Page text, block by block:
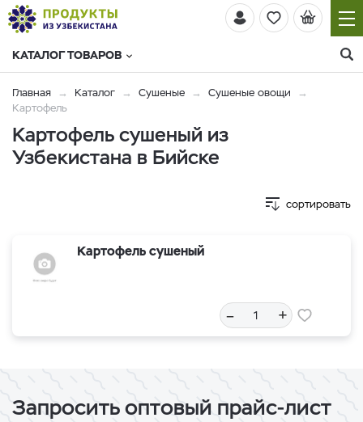
КАТАЛОГ ТОВАРОВ
Главная Каталог Сушеные
Сушеные овощи
Картофель
Картофель сушеный из
Узбекистана в Бийске
сортировать
Картофель сушеный
– +
Запросить оптовый прайс-лист